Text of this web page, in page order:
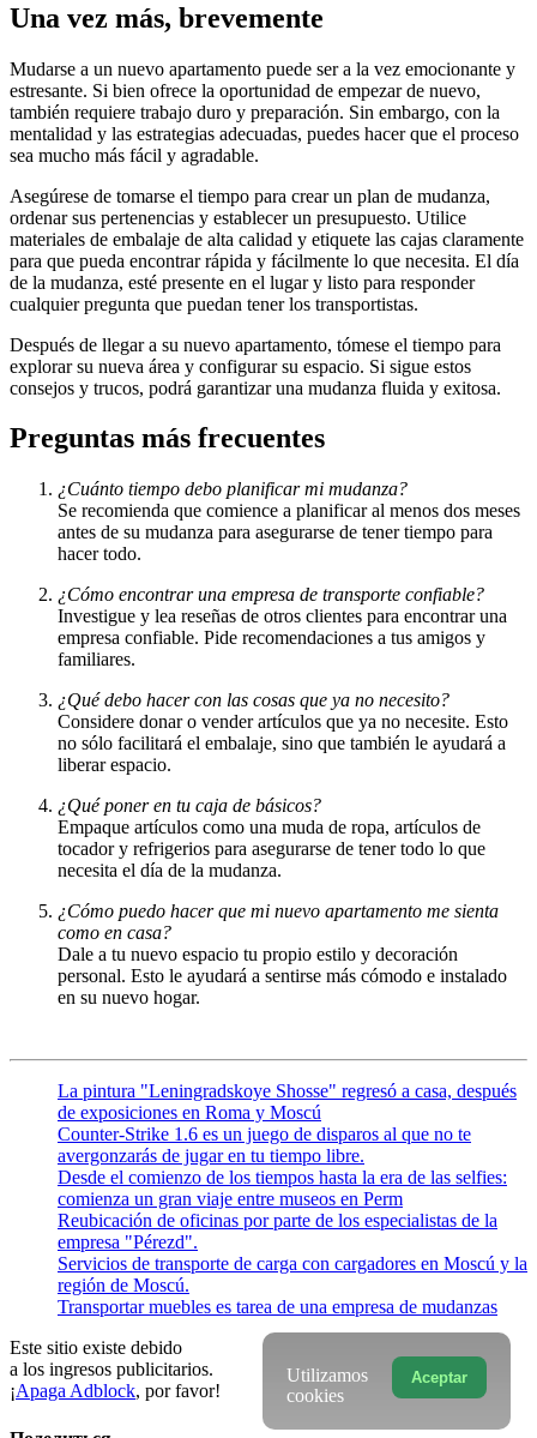
Una vez más, brevemente
Mudarse a un nuevo apartamento puede ser a la vez emocionante y
estresante. Si bien ofrece la oportunidad de empezar de nuevo,
también requiere trabajo duro y preparación. Sin embargo, con la
mentalidad y las estrategias adecuadas, puedes hacer que el proceso
sea mucho más fácil y agradable.
Asegúrese de tomarse el tiempo para crear un plan de mudanza,
ordenar sus pertenencias y establecer un presupuesto. Utilice
materiales de embalaje de alta calidad y etiquete las cajas claramente
para que pueda encontrar rápida y fácilmente lo que necesita. El día
de la mudanza, esté presente en el lugar y listo para responder
cualquier pregunta que puedan tener los transportistas.
Después de llegar a su nuevo apartamento, tómese el tiempo para
explorar su nueva área y configurar su espacio. Si sigue estos
consejos y trucos, podrá garantizar una mudanza fluida y exitosa.
Preguntas más frecuentes
¿Cuánto tiempo debo planificar mi mudanza?
Se recomienda que comience a planificar al menos dos meses
antes de su mudanza para asegurarse de tener tiempo para
hacer todo.
¿Cómo encontrar una empresa de transporte confiable?
Investigue y lea reseñas de otros clientes para encontrar una
empresa confiable. Pide recomendaciones a tus amigos y
familiares.
¿Qué debo hacer con las cosas que ya no necesito?
Considere donar o vender artículos que ya no necesite. Esto
no sólo facilitará el embalaje, sino que también le ayudará a
liberar espacio.
¿Qué poner en tu caja de básicos?
Empaque artículos como una muda de ropa, artículos de
tocador y refrigerios para asegurarse de tener todo lo que
necesita el día de la mudanza.
¿Cómo puedo hacer que mi nuevo apartamento me sienta
como en casa?
Dale a tu nuevo espacio tu propio estilo y decoración
personal. Esto le ayudará a sentirse más cómodo e instalado
en su nuevo hogar.
La pintura "Leningradskoye Shosse" regresó a casa, después
de exposiciones en Roma y Moscú
Counter-Strike 1.6 es un juego de disparos al que no te
avergonzarás de jugar en tu tiempo libre.
Desde el comienzo de los tiempos hasta la era de las selfies:
comienza un gran viaje entre museos en Perm
Reubicación de oficinas por parte de los especialistas de la
empresa "Pérezd".
Servicios de transporte de carga con cargadores en Moscú y la
región de Moscú.
Transportar muebles es tarea de una empresa de mudanzas
Este sitio existe debido
a los ingresos publicitarios.
¡Apaga Adblock, por favor!
Aceptar
Utilizamos
cookies